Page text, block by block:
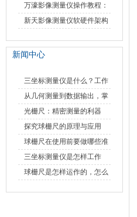
仪技术规格与应用解析
万濠影像测量仪操作教程：
从开机到出报告，新手也能
新天影像测量仪软硬件架构
新闻中心
三坐标测量仪是什么？工作
原理、分类与核心功能一次
讲清
从几何测量到数据输出，掌
握万濠影像测量仪的六大核
心能力
光栅尺：精密测量的利器
探究球栅尺的原理与应用
球栅尺在使用前要做哪些准
备工作？
三坐标测量仪是怎样工作
的，功能有什么优势？
球栅尺是怎样运作的，怎么